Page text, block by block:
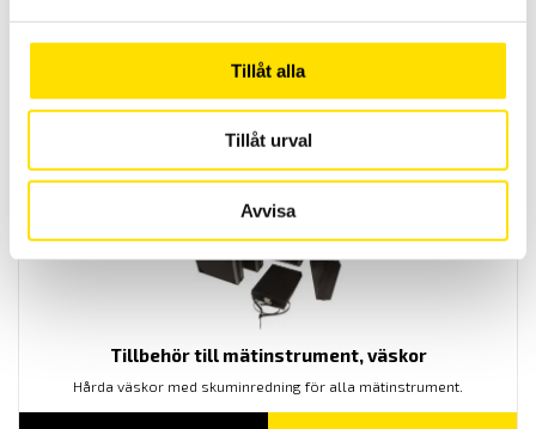
Tillåt alla
Tillåt urval
Avvisa
18,590.00KRPRISINTERVALL:
16,950.00 KR
18,590.00 KR
LÄS MER
Relaterade produkter
Tillbehör till mätinstrument, väskor
Hårda väskor med skuminredning för alla mätinstrument.